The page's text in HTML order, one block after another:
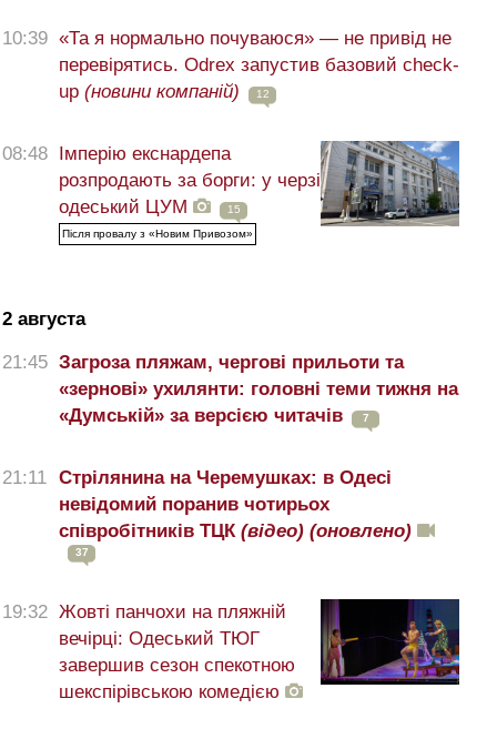
10:39 «Та я нормально почуваюся» — не привід не
перевірятись. Odrex запустив базовий check-
up (новини компаній) 12
08:48 Імперію екснардепа
розпродають за борги: у черзі
одеський ЦУМ
15
Після провалу з «Новим Привозом»
2 августа
21:45 Загроза пляжам, чергові прильоти та
«зернові» ухилянти: головні теми тижня на
«Думській» за версією читачів
7
21:11
Стрілянина на Черемушках: в Одесі
невідомий поранив чотирьох
співробітників ТЦК (відео) (оновлено)
37
19:32 Жовті панчохи на пляжній
вечірці: Одеський ТЮГ
завершив сезон спекотною
шекспірівською комедією